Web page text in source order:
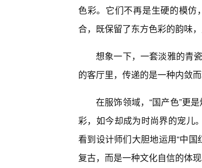
色彩。它们不再是生硬的模仿
合，既保留了东方色彩的韵味
想象一下，一套淡雅的青
的客厅里，传递的是一种内敛
在服饰领域，“国产色”更
彩，如今却成为时尚界的宠儿
看到设计师们大胆地运用“中国
复古，而是一种文化自信的体现